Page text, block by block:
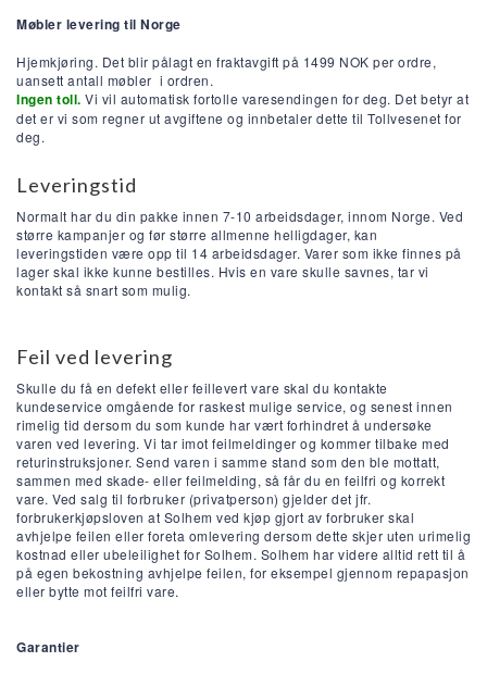
Møbler levering til Norge
Hjemkjøring. Det blir pålagt en fraktavgift på 1499 NOK per ordre,
uansett antall møbler i ordren.
Ingen toll. Vi vil automatisk fortolle varesendingen for deg. Det betyr at
det er vi som regner ut avgiftene og innbetaler dette til Tollvesenet for
deg.
Leveringstid
Normalt har du din pakke innen 7-10 arbeidsdager, innom Norge. Ved
større kampanjer og før større allmenne helligdager, kan
leveringstiden være opp til 14 arbeidsdager. Varer som ikke finnes på
lager skal ikke kunne bestilles. Hvis en vare skulle savnes, tar vi
kontakt så snart som mulig.
Feil ved levering
Skulle du få en defekt eller feillevert vare skal du kontakte
kundeservice omgående for raskest mulige service, og senest innen
rimelig tid dersom du som kunde har vært forhindret å undersøke
varen ved levering. Vi tar imot feilmeldinger og kommer tilbake med
returinstruksjoner. Send varen i samme stand som den ble mottatt,
sammen med skade- eller feilmelding, så får du en feilfri og korrekt
vare. Ved salg til forbruker (privatperson) gjelder det jfr.
forbrukerkjøpsloven at Solhem ved kjøp gjort av forbruker skal
avhjelpe feilen eller foreta omlevering dersom dette skjer uten urimelig
kostnad eller ubeleilighet for Solhem. Solhem har videre alltid rett til å
på egen bekostning avhjelpe feilen, for eksempel gjennom repapasjon
eller bytte mot feilfri vare.
Garantier